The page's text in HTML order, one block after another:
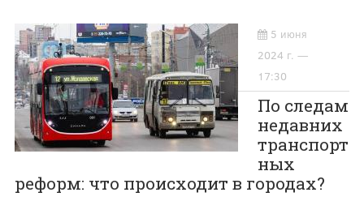
5 июня
2024 г. —
17:30
По следам
недавних
транспорт
ных
реформ: что происходит в городах?